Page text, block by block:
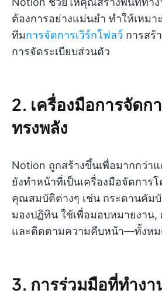
ต้องการอย่างแม่นยำ ทำให้เหมา
ทีมการจัดการเวิร์กโฟลว์ การสร้
การจัดระเบียบส่วนตัว
2. เครื่องมือการจัดก
ทรงพลัง
Notion ถูกสร้างขึ้นเพื่อมากกว่
ยังทำหน้าที่เป็นเครื่องมือจัดการโ
คุณสมบัติต่างๆ เช่น กระดานคัม
มองปฏิทิน ใช้เพื่อมอบหมายงาน,
และติดตามความคืบหน้า—ทั้งหม
3. การร่วมมือที่ทำงา